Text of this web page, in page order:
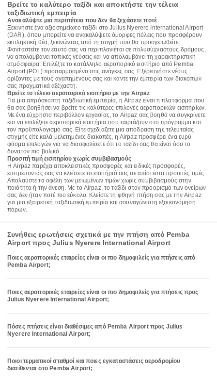
Βρείτε το καλύτερο ταξίδι και αποκτήστε την τέλεια
ταξιδιωτική εμπειρία
Ανακαλύψτε μια περιπέτεια που δεν θα ξεχάσετε ποτέ
Ξεκινήστε ένα αξιοσημείωτο ταξίδι στο Julius Nyerere International Airport
(DAR), όπου μπορείτε να ανακαλύψετε όμορφες πόλεις που προσφέρουν
εκπληκτική θέα, ξεκινώντας από τη στιγμή που θα προσγειωθείτε.
Φανταστείτε τον εαυτό σας να περιπλανιέται σε πολυσύχναστους δρόμους,
να απολαμβάνει τοπικές γεύσεις και να απολαμβάνει τη χαρακτηριστική
ατμόσφαιρα. Επιλέξτε το κατάλληλο αεροπορικό εισιτήριο από Pemba
Airport (POL) προσαρμοσμένο στις ανάγκες σας. Εξερευνήστε νέους
ορίζοντες με τους αγαπημένους σας και κάντε την εμπειρία των διακοπών
σας πραγματικά αξέχαστη.
Βρείτε το τέλειο αεροπορικό εισιτήριο με την Airpaz
Για μια απρόσκοπτη ταξιδιωτική εμπειρία, η Airpaz είναι η πλατφόρμα που
θα σας βοηθήσει να βρείτε τις καλύτερες επιλογές αεροπορικών εισιτηρίων.
Με ένα εύχρηστο περιβάλλον εργασίας, το Airpaz σας βοηθά να συγκρίνετε
και να επιλέξετε αεροπορικά εισιτήρια που ταιριάζουν στο πρόγραμμα και
τον προϋπολογισμό σας. Είτε σχεδιάζετε μια απόδραση της τελευταίας
στιγμής είτε καλά μελετημένες διακοπές, η Airpaz προσφέρει ένα ευρύ
φάσμα επιλογών για να διασφαλίσετε ότι το ταξίδι σας θα είναι όσο το
δυνατόν πιο βολικό.
Προσιτή τιμή εισιτηρίου χωρίς συμβιβασμούς
Η Airpaz παρέχει αποκλειστικές προσφορές και ειδικές προσφορές,
επιτρέποντάς σας να κλείσετε το εισιτήριό σας σε απίστευτα προσιτές τιμές.
Απολαύστε τα οφέλη των μειωμένων τιμών χωρίς συμβιβασμούς στην
ποιότητα ή την άνεση. Με το Airpaz, το ταξίδι στον προορισμό των ονείρων
σας δεν ήταν ποτέ πιο εύκολο. Κλείστε τη φθηνή πτήση σας με την Airpaz
για μια εξαιρετική ταξιδιωτική εμπειρία και ασυναγώνιστη εξοικονόμηση
πόρων.
Συνήθεις ερωτήσεις σχετικά με την πτήση από Pemba
Airport προς Julius Nyerere International Airport
Ποιες αεροπορικές εταιρείες είναι οι πιο δημοφιλείς για πτήσεις από
Pemba Airport;
Ποιες αεροπορικές εταιρείες είναι οι πιο δημοφιλείς για πτήσεις προς
Julius Nyerere International Airport;
Πόσες πτήσεις είναι διαθέσιμες από Pemba Airport προς Julius
Nyerere International Airport;
Ποιοι τερματικοί σταθμοί και ποιες εγκαταστάσεις αεροδρομίου
διατίθενται στο Pemba Airport;